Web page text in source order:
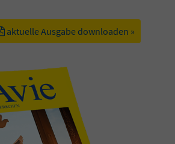
aktuelle Ausgabe downloaden »